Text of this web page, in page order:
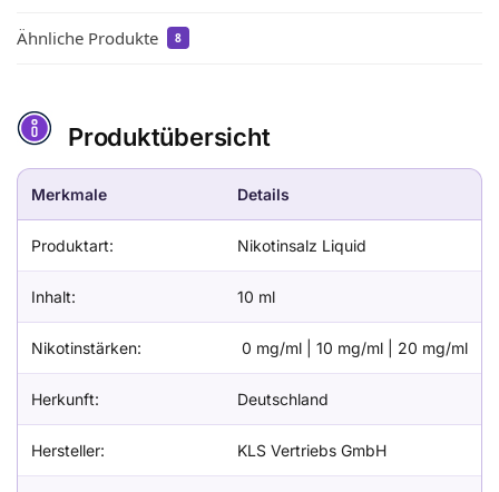
Ähnliche Produkte 8
Produktübersicht
Merkmale Details
Produktart: Nikotinsalz Liquid
Inhalt: 10 ml
Nikotinstärken: 0 mg/ml | 10 mg/ml | 20 mg/ml
Herkunft: Deutschland
Hersteller: KLS Vertriebs GmbH